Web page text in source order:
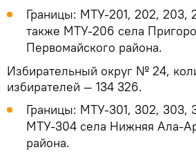
Границы: МТУ-201, 202, 203,
также МТУ-206 села
Первомайского района.
Избирательный округ № 24,
избирателей — 134 326.
Границы: МТУ-301, 302, 303,
МТУ-304 села Нижняя Ала-
района.